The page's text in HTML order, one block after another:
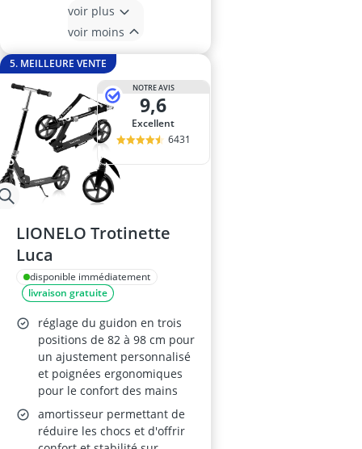
voir plus
voir moins
5. MEILLEURE VENTE
NOTRE AVIS
9,6
Excellent
6431
LIONELO Trotinette
Luca
disponible immédiatement
livraison gratuite
réglage du guidon en trois
positions de 82 à 98 cm pour
un ajustement personnalisé
et poignées ergonomiques
pour le confort des mains
amortisseur permettant de
réduire les chocs et d'offrir